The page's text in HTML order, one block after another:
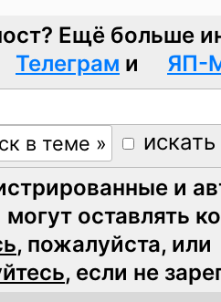
Ещё больше
Телеграм и ЯП-
и
могут оставлять
, пожалуйста, или
, если не